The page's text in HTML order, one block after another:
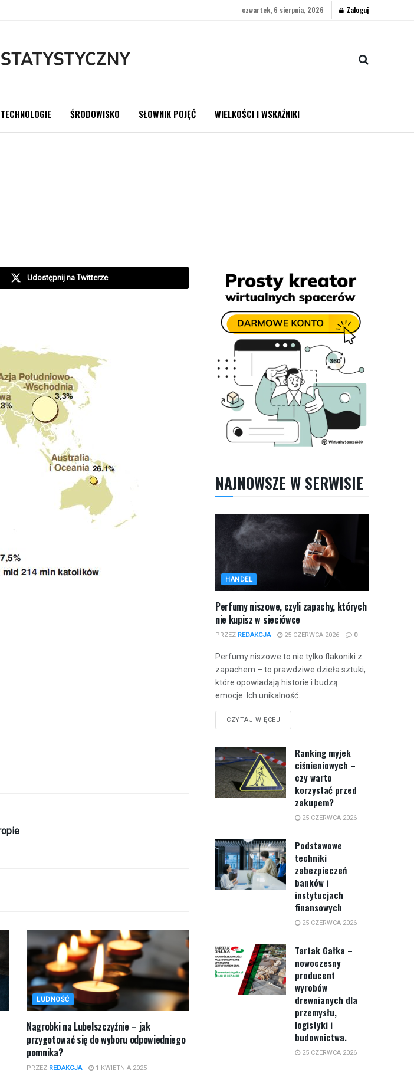
czwartek, 6 sierpnia, 2026 Zaloguj
TECHNOLOGIE ŚRODOWISKO SŁOWNIK POJĘĆ WIELKOŚCI I WSKAŹNIKI
Udostępnij na Twitterze
LUDNOŚĆ
Nagrobki na Lubelszczyźnie – jak
przygotować się do wyboru odpowiedniego
pomnika?
PRZEZ REDAKCJA 1 KWIETNIA 2025
NAJNOWSZE W SERWISIE
HANDEL
Perfumy niszowe, czyli zapachy, których
nie kupisz w sieciówce
PRZEZ REDAKCJA 25 CZERWCA 2026 0
Perfumy niszowe to nie tylko flakoniki z
zapachem – to prawdziwe dzieła sztuki,
które opowiadają historie i budzą
emocje. Ich unikalność...
CZYTAJ WIĘCEJ
Ranking myjek
ciśnieniowych –
czy warto
korzystać przed
zakupem?
25 CZERWCA 2026
Podstawowe
techniki
zabezpieczeń
banków i
instytucjach
finansowych
25 CZERWCA 2026
Tartak Gałka –
nowoczesny
producent
wyrobów
drewnianych dla
przemysłu,
logistyki i
budownictwa.
25 CZERWCA 2026